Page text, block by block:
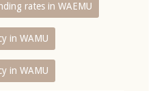
rates in WAEMU
in WAMU
in WAMU